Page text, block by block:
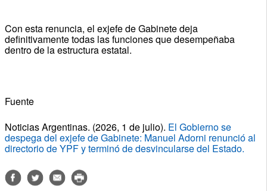
Con esta renuncia, el exjefe de Gabinete deja
definitivamente todas las funciones que desempeñaba
dentro de la estructura estatal.
Fuente
Noticias Argentinas. (2026, 1 de julio). El Gobierno se
despega del exjefe de Gabinete: Manuel Adorni renunció al
directorio de YPF y terminó de desvincularse del Estado.